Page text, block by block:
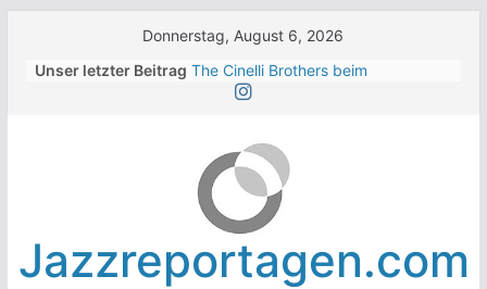
Donnerstag, August 6, 2026
Unser letzter Beitrag The Cinelli Brothers beim
Winterbach Zeltspektakel 2026
Beth Hart
Luca Carboni bei den jazz open
Modena auf der Piazza Roma 2026
The Boss Hoss bei den KSK Music
Open Ludwigsburg 2026
Jazzreportagen.com